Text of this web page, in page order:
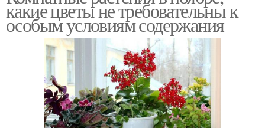
какие цветы не требовательны к
особым условиям содержания